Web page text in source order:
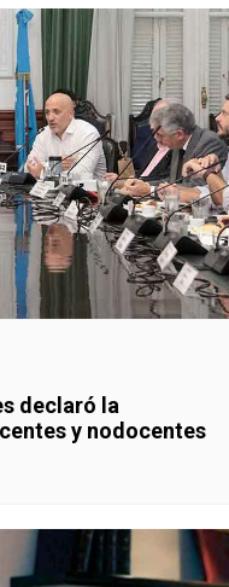
declaró la
y nodocentes